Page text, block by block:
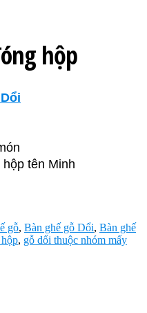
hộp
tên Minh
gỗ, Bàn ghế gỗ Dổi, Bàn ghế
, gỗ dổi thuộc nhóm mấy